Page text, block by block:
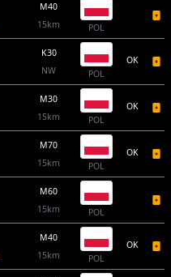
M40
15km
POL
K30
NW
POL
OK
M30
15km
POL
OK
M70
15km
POL
OK
M60
15km
POL
M40
15km
POL
OK